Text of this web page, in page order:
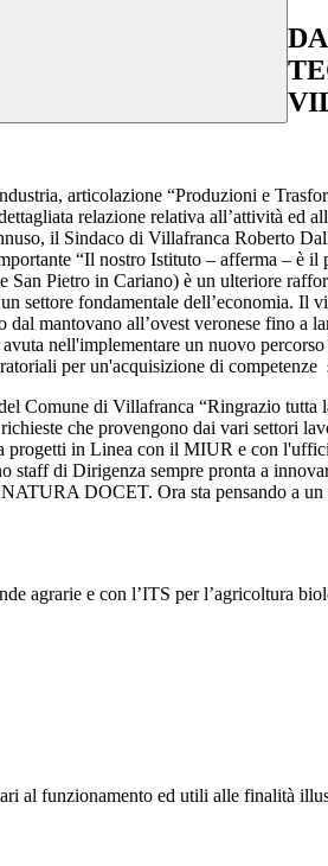
articolazione “Produzioni e
relazione relativa all’attività ed
il Sindaco di Villafranca Roberto
“Il nostro Istituto – afferma – è
Pietro in Cariano) è un ulteriore
settore fondamentale dell’economia.
mantovano all’ovest veronese fino a
nell'implementare un nuovo
per un'acquisizione di
Comune di Villafranca “Ringrazio
che provengono dai vari settori
in Linea con il MIUR e con
di Dirigenza sempre pronta a
DOCET. Ora sta pensando a
agrarie e con l’ITS per l’agricoltura
al funzionamento ed utili alle finalità